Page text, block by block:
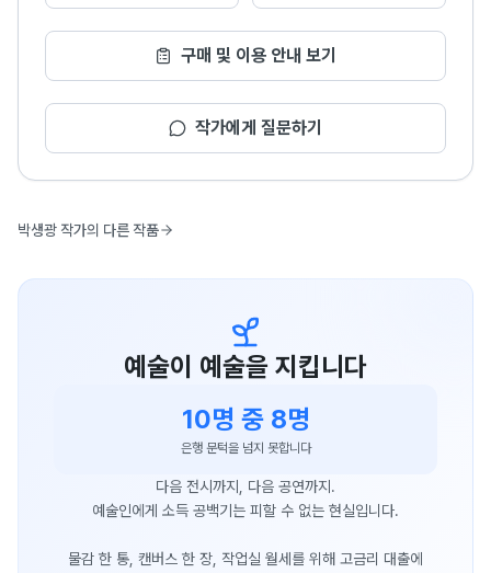
구매 및 이용 안내 보기
작가에게 질문하기
박생광 작가의 다른 작품
예술이 예술을 지킵니다
10명 중 8명
은행 문턱을 넘지 못합니다
다음 전시까지, 다음 공연까지.
예술인에게 소득 공백기는 피할 수 없는 현실입니다.
물감 한 통, 캔버스 한 장, 작업실 월세를 위해 고금리 대출에